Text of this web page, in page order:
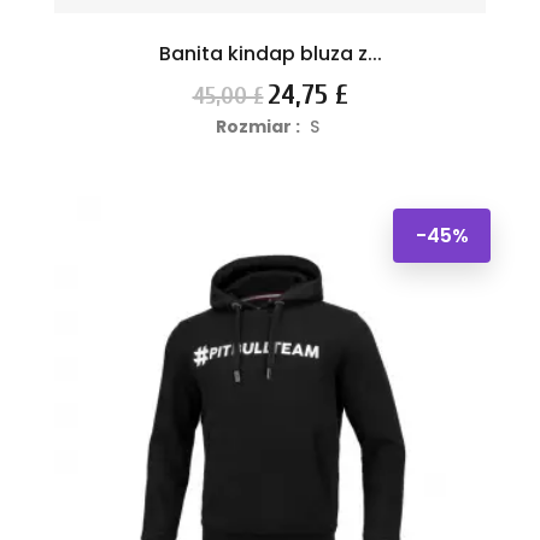
Banita kindap bluza z...
Cena
podstawowa
45,00 £ Cena
24,75 £
Rozmiar : S
-45%